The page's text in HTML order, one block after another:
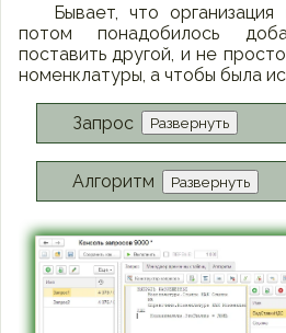
Бывает, что
потом понадобилось
поставить другой, и не
номенклатуры, а чтобы была
Запрос Развернуть
Алгоритм Развернуть